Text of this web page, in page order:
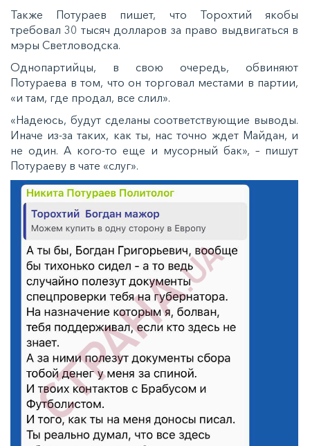
Также Потураев пишет, что Торохтий якобы
требовал 30 тысяч долларов за право выдвигаться в
мэры Светловодска.
Однопартийцы, в свою очередь, обвиняют
Потураева в том, что он торговал местами в партии,
«и там, где продал, все слил».
«Надеюсь, будут сделаны соответствующие выводы.
Иначе из-за таких, как ты, нас точно ждет Майдан, и
не один. А кого-то еще и мусорный бак», – пишут
Потураеву в чате «слуг».